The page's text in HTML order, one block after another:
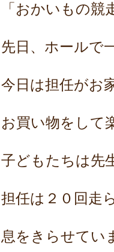
「おかいもの
先日、ホールで
今日は担任がお
お買い物をして
子どもたちは先
担任は２０回走
息をきらせてい